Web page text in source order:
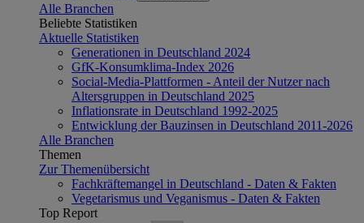
Alle Branchen
Beliebte Statistiken
Aktuelle Statistiken
Generationen in Deutschland 2024
GfK-Konsumklima-Index 2026
Social-Media-Plattformen - Anteil der Nutzer nach
Altersgruppen in Deutschland 2025
Inflationsrate in Deutschland 1992-2025
Entwicklung der Bauzinsen in Deutschland 2011-2026
Alle Branchen
Themen
Zur Themenübersicht
Fachkräftemangel in Deutschland - Daten & Fakten
Vegetarismus und Veganismus - Daten & Fakten
Top Report